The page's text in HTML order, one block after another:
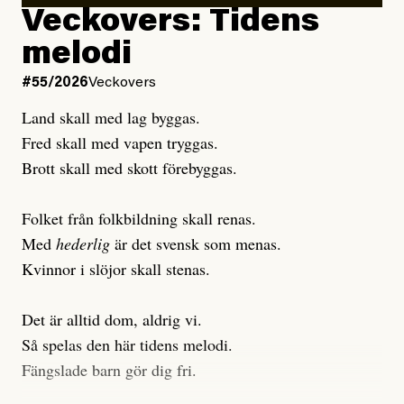
Publicerad6 August, 2026
Uppdaterad7 August, 2026
Publicerad3 August, 2026
Uppdaterad3 August, 2026
Veckovers: Tidens
melodi
#55/2026Veckovers
Land skall med lag byggas.
Fred skall med vapen tryggas.
Brott skall med skott förebyggas.
Folket från folkbildning skall renas.
Med hederlig är det svensk som menas.
Kvinnor i slöjor skall stenas.
Det är alltid dom, aldrig vi.
Så spelas den här tidens melodi.
Fängslade barn gör dig fri.